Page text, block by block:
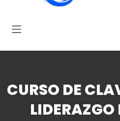
CURSO DE
LIDERAZGO